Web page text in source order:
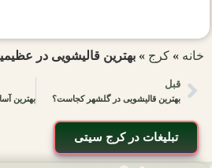
خانه » کرج » بهترین قالیشویی در
قبل
بهترین قالیشویی در گلشهر کجاست؟
تبلیغات در کرج سیتی